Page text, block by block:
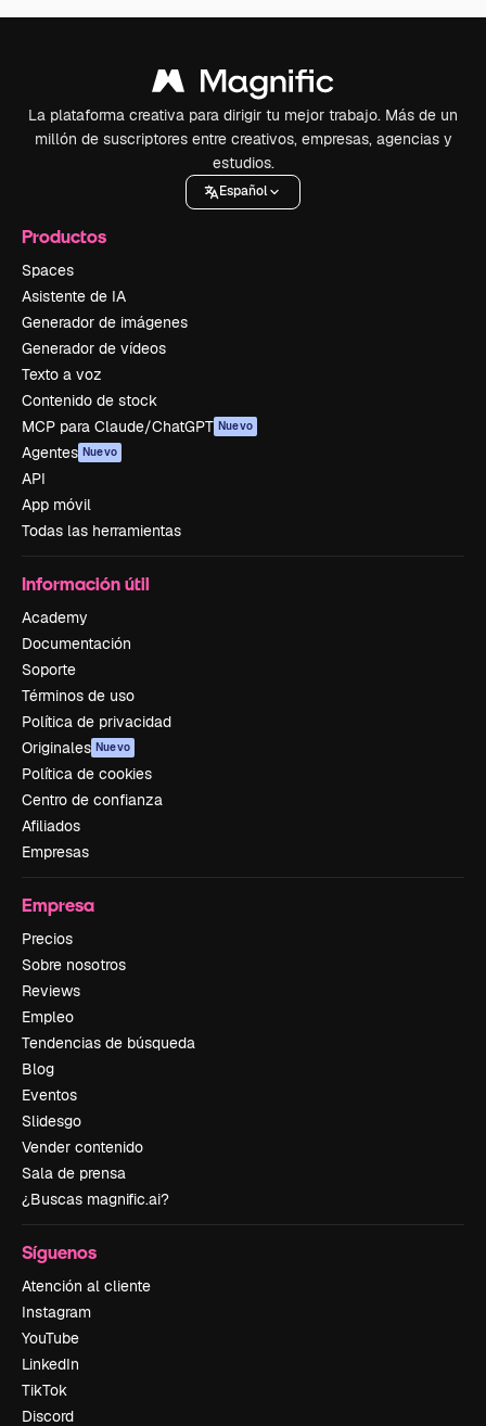
La plataforma creativa para dirigir tu mejor trabajo. Más de un
millón de suscriptores entre creativos, empresas, agencias y
estudios.
Español
Productos
Spaces
Asistente de IA
Generador de imágenes
Generador de vídeos
Texto a voz
Contenido de stock
MCP para Claude/ChatGPT Nuevo
Agentes Nuevo
API
App móvil
Todas las herramientas
Información útil
Academy
Documentación
Soporte
Términos de uso
Política de privacidad
Originales Nuevo
Política de cookies
Centro de confianza
Afiliados
Empresas
Empresa
Precios
Sobre nosotros
Reviews
Empleo
Tendencias de búsqueda
Blog
Eventos
Slidesgo
Vender contenido
Sala de prensa
¿Buscas magnific.ai?
Síguenos
Atención al cliente
Instagram
YouTube
LinkedIn
TikTok
Discord